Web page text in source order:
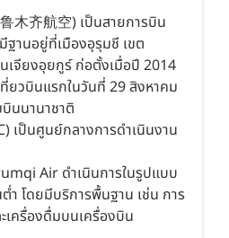
木齐航空) เป็นสายการบิน
านอยู่ที่เมืองอุรุมชี เขต
เจียงอุยกูร์ ก่อตั้งเมื่อปี 2014
ที่ยวบินแรกในวันที่ 29 สิงหาคม
นนานาชาติ
เป็นศูนย์กลางการดำเนินงาน
Air ดำเนินการในรูปแบบ
ำ โดยมีบริการพื้นฐาน เช่น การ
เครื่องดื่มบนเครื่องบิน